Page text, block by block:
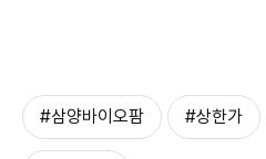
#삼양바이오팜 #상한가